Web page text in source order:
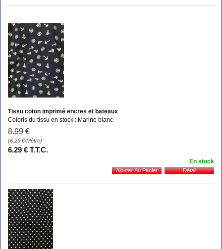
Tissu coton imprimé encres et bateaux
Coloris du tissu en stock : Marine blanc
8.99 €
(6.29 €/Mètre)
6.29 € T.T.C.
En stock